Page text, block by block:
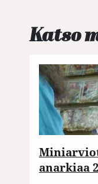
Katso
anarkiaa